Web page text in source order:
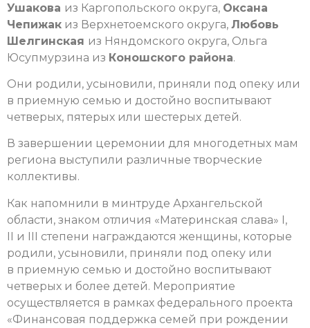
Ушакова из Каргопольского округа, Оксана
Чепижак из Верхнетоемского округа, Любовь
Шелгинская из Няндомского округа, Ольга
Юсупмурзина из Коношского района.
Они родили, усыновили, приняли под опеку или
в приемную семью и достойно воспитывают
четверых, пятерых или шестерых детей.
В завершении церемонии для многодетных мам
региона выступили различные творческие
коллективы.
Как напомнили в минтруде Архангельской
области, знаком отличия «Материнская слава» I,
II и III степени награждаются женщины, которые
родили, усыновили, приняли под опеку или
в приемную семью и достойно воспитывают
четверых и более детей. Мероприятие
осуществляется в рамках федерального проекта
«Финансовая поддержка семей при рождении